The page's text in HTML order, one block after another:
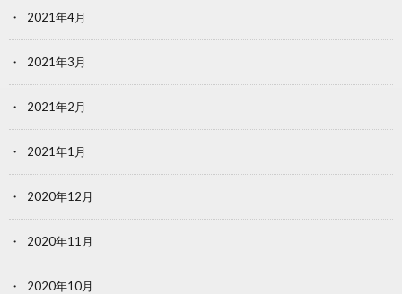
2021年4月
2021年3月
2021年2月
2021年1月
2020年12月
2020年11月
2020年10月